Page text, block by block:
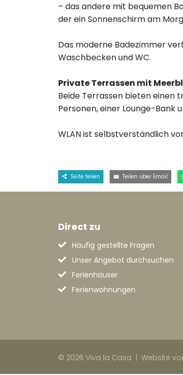
– das andere mit bequemen
der ein Sonnenschirm am
Das moderne Badezimmer
Waschbecken und WC.
Private Terrassen mit
Beide Terrassen bieten einen
Personen, einer Lounge-Bank
WLAN ist selbstverständlich
Seite teilen Teilen über Email
Direct zu
Häufig gestellte Fragen
Unser Angebot durchsuchen
Ferienhäuser
Ferienwohnungen
© 2026 Viva la Casa | Website